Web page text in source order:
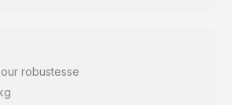
robustesse